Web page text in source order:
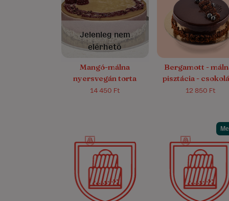
5.0/5 (3)
Jelenleg nem
elérhető
Mangó-málna
nyersvegán torta
14 450 Ft
4.9/5 (281)
Bergamott -
pisztácia -
mousse
12 850 Ft
4.9/5 (11) 4.9/5 (16)